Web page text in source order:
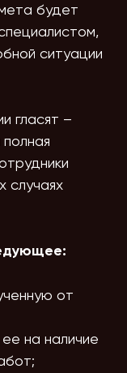
будет
ситуации
гласят –
случаях
от
на наличие